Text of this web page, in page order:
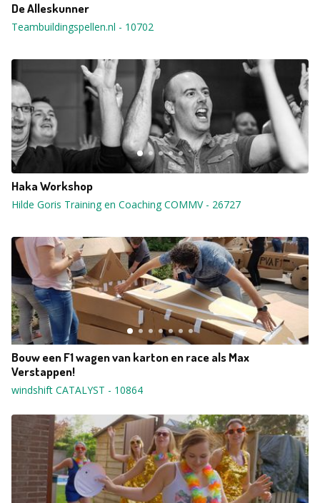
De Alleskunner
Teambuildingspellen.nl - 10702
Haka Workshop
Hilde Goris Training en Coaching COMMV- 26727
Bouw een F1 wagen van karton en race als Max
Verstappen!
windshift CATALYST - 10864